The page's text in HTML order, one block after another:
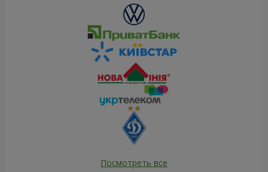
Посмотреть все